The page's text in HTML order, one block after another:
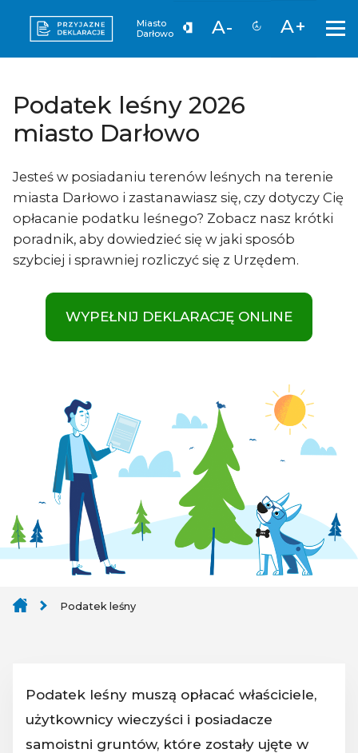
Miasto
Darłowo
A- A+
Podatek leśny 2026
miasto Darłowo
Jesteś w posiadaniu terenów leśnych na terenie
miasta Darłowo i zastanawiasz się, czy dotyczy Cię
opłacanie podatku leśnego? Zobacz nasz krótki
poradnik, aby dowiedzieć się w jaki sposób
szybciej i sprawniej rozliczyć się z Urzędem.
WYPEŁNIJ DEKLARACJĘ ONLINE
Podatek leśny
Podatek leśny muszą opłacać właściciele,
użytkownicy wieczyści i posiadacze
samoistni gruntów, które zostały ujęte w